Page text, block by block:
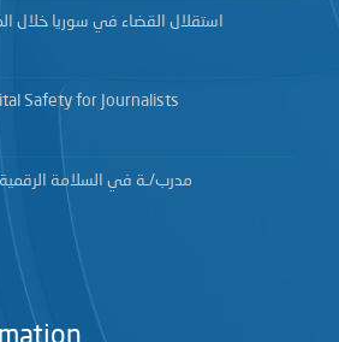
استقلال القضاء في سوريا خلال
Safety for Journalists
مدرب/ـة في السلامة